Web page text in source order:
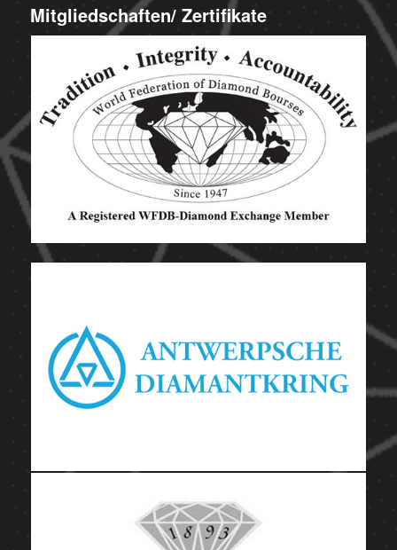
Mitgliedschaften/ Zertifikate